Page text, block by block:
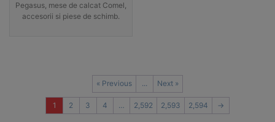
Pegasus, mese de calcat Comel,
accesorii si piese de schimb.
« Previous ... Next »
1 2 3 4 … 2,592 2,593 2,594 →